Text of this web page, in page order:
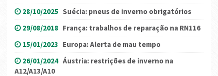
28/10/2025 Suécia: pneus de inverno obrigatórios
29/08/2018 França: trabalhos de reparação na RN116
15/01/2023 Europa: Alerta de mau tempo
26/01/2024 Áustria: restrições de inverno na
A12/A13/A10